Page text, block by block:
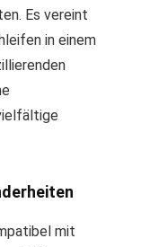
Es vereint
in einem
mit